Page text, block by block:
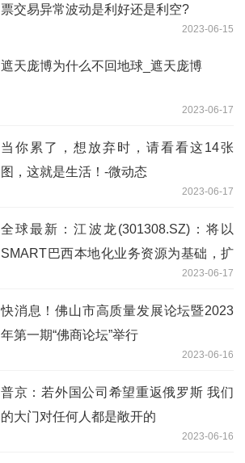
票交易异常波动是利好还是利空?
2023-06-15
遮天庞博为什么不回地球_遮天庞博
2023-06-17
当你累了，想放弃时，请看看这14张
图，这就是生活！-微动态
2023-06-17
全球最新：江波龙(301308.SZ)：将以
SMART巴西本地化业务资源为基础，扩
2023-06-17
快消息！佛山市高质量发展论坛暨2023
年第一期“佛商论坛”举行
2023-06-16
普京：若外国公司希望重返俄罗斯 我们
的大门对任何人都是敞开的
2023-06-16